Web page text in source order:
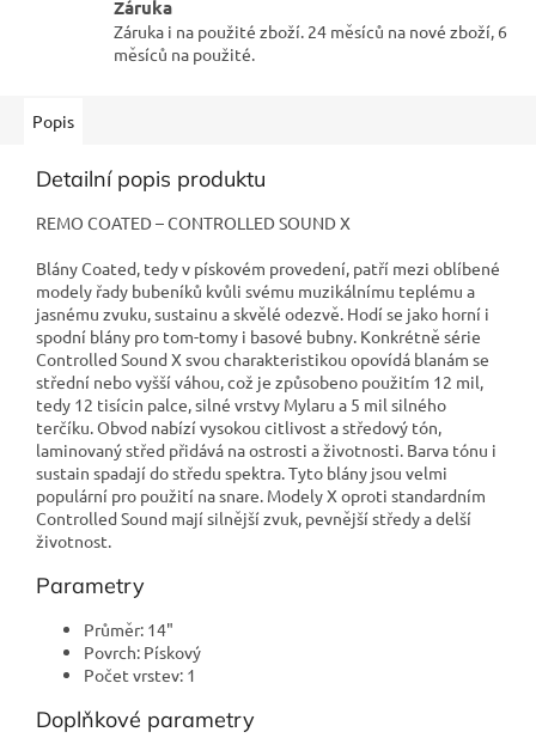
Záruka
Záruka i na použité zboží. 24 měsíců na nové zboží, 6
měsíců na použité.
Popis
Detailní popis produktu
REMO COATED – CONTROLLED SOUND X
Blány Coated, tedy v pískovém provedení, patří mezi oblíbené
modely řady bubeníků kvůli svému muzikálnímu teplému a
jasnému zvuku, sustainu a skvělé odezvě. Hodí se jako horní i
spodní blány pro tom-tomy i basové bubny. Konkrétně série
Controlled Sound X svou charakteristikou opovídá blanám se
střední nebo vyšší váhou, což je způsobeno použitím 12 mil,
tedy 12 tisícin palce, silné vrstvy Mylaru a 5 mil silného
terčíku. Obvod nabízí vysokou citlivost a středový tón,
laminovaný střed přidává na ostrosti a životnosti. Barva tónu i
sustain spadají do středu spektra. Tyto blány jsou velmi
populární pro použití na snare. Modely X oproti standardním
Controlled Sound mají silnější zvuk, pevnější středy a delší
životnost.
Parametry
Průměr: 14"
Povrch: Pískový
Počet vrstev: 1
Doplňkové parametry